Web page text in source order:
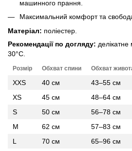
машинного прання.
Максимальний комфорт та свобода
Матеріал: поліестер.
Рекомендації по догляду:
30°C.
Розмір Обхват спини Обхват
XXS 40 см 43–55 см
XS
45 см 48–64 см
S
50 см 56–78 см
M
62 см 57–83 см
L
70 см 65–96 см